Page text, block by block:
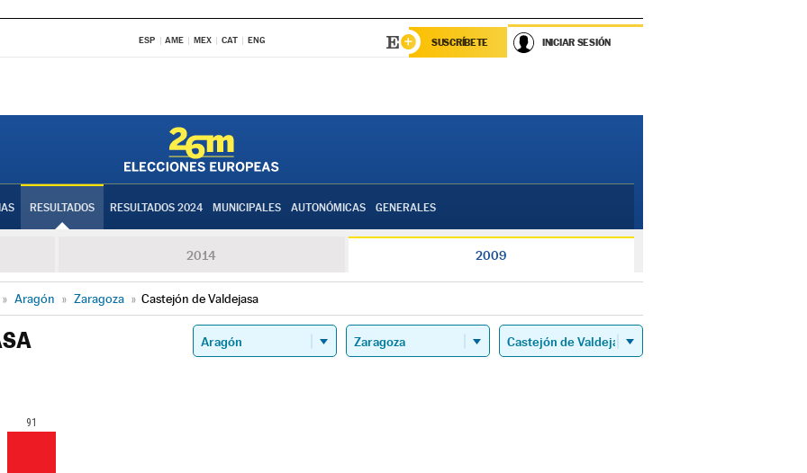
ESP AME MEX CAT ENG SUSCRÍBETE INICIAR SESIÓN
RESULTADOS RESULTADOS 2024 MUNICIPALES AUTONÓMICAS GENERALES
2014 2009
» Aragón » Zaragoza » Castejón de Valdejasa
91